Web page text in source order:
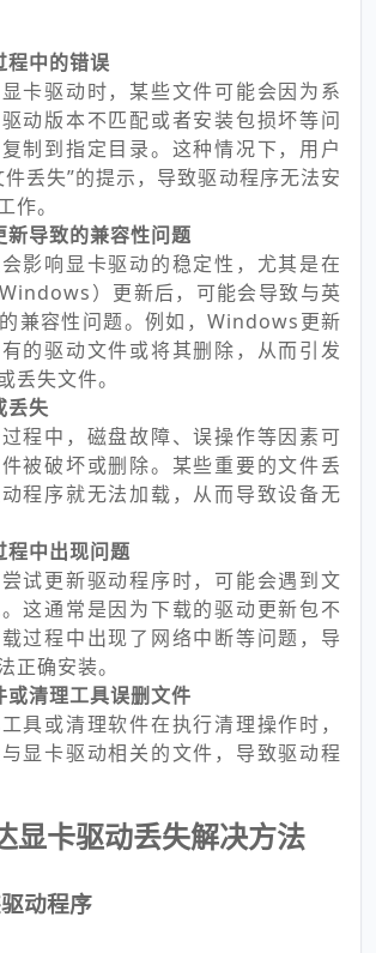
程中的错误
卡驱动时，某些文件可能会因为系
动版本不匹配或者安装包损坏等问
制到指定目录。这种情况下，用户
丢失”的提示，导致驱动程序无法安
作。
新导致的兼容性问题
影响显卡驱动的稳定性，尤其是在
）更新后，可能会导致与英
兼容性问题。例如，Windows更新
的驱动文件或将其删除，从而引发
丢失文件。
丢失
程中，磁盘故障、误操作等因素可
被破坏或删除。某些重要的文件丢
程序就无法加载，从而导致设备无
程中出现问题
试更新驱动程序时，可能会遇到文
这通常是因为下载的驱动更新包不
过程中出现了网络中断等问题，导
正确安装。
或清理工具误删文件
具或清理软件在执行清理操作时，
显卡驱动相关的文件，导致驱动程
显卡驱动丢失解决方法
动程序